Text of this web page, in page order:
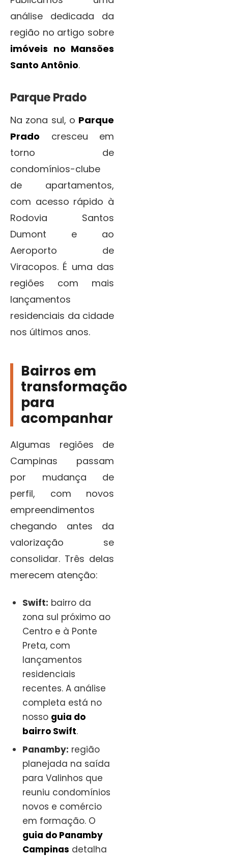
análise dedicada da
região no artigo sobre
imóveis no Mansões
Santo Antônio.
Parque Prado
Na zona sul, o Parque
Prado cresceu em
torno de
condomínios-clube
de apartamentos,
com acesso rápido à
Rodovia Santos
Dumont e ao
Aeroporto de
Viracopos. É uma das
regiões com mais
lançamentos
residenciais da cidade
nos últimos anos.
Bairros em
transformação
para
acompanhar
Algumas regiões de
Campinas passam
por mudança de
perfil, com novos
empreendimentos
chegando antes da
valorização se
consolidar. Três delas
merecem atenção:
Swift: bairro da
zona sul próximo ao
Centro e à Ponte
Preta, com
lançamentos
residenciais
recentes. A análise
completa está no
nosso guia do
bairro Swift.
Panamby: região
planejada na saída
para Valinhos que
reuniu condomínios
novos e comércio
em formação. O
guia do Panamby
Campinas detalha